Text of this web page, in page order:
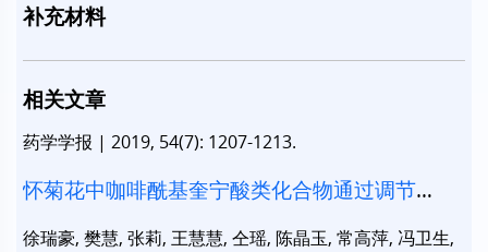
补充材料
相关文章
药学学报 | 2019, 54(7): 1207-1213.
怀菊花中咖啡酰基奎宁酸类化合物通过调节
内皮细胞损伤
徐瑞豪, 樊慧, 张莉, 王慧慧, 仝瑶, 陈晶玉, 常高萍, 冯卫生,